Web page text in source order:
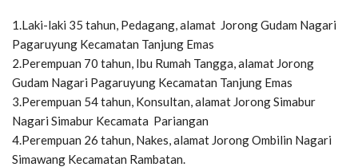
1.Laki-laki 35 tahun, Pedagang, alamat Jorong Gudam Nagari
Pagaruyung Kecamatan Tanjung Emas
2.Perempuan 70 tahun, Ibu Rumah Tangga, alamat Jorong
Gudam Nagari Pagaruyung Kecamatan Tanjung Emas
3.Perempuan 54 tahun, Konsultan, alamat Jorong Simabur
Nagari Simabur Kecamata Pariangan
4.Perempuan 26 tahun, Nakes, alamat Jorong Ombilin Nagari
Simawang Kecamatan Rambatan.